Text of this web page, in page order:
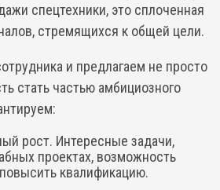
спецтехники, это сплоченная
стремящихся к общей цели.
и предлагаем не просто
стать частью амбициозного
рост. Интересные задачи,
проектах, возможность
квалификацию.